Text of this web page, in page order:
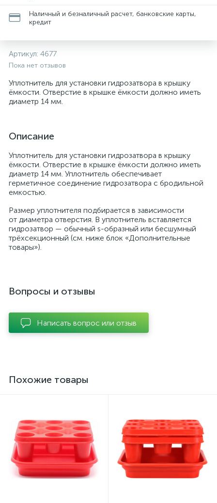
Наличный и безналичный расчет, банковские карты,
кредит
Артикул: 4677
Пока нет отзывов
Уплотнитель для установки гидрозатвора в крышку
ёмкости. Отверстие в крышке ёмкости должно иметь
диаметр 14 мм.
Описание
Уплотнитель для установки гидрозатвора в крышку
ёмкости. Отверстие в крышке ёмкости должно иметь
диаметр 14 мм. Уплотнитель обеспечивает
герметичное соединение гидрозатвора с бродильной
емкостью.
Размер уплотнителя подбирается в зависимости
от диаметра отверстия. В уплотнитель вставляется
гидрозатвор — обычный s-образный или бесшумный
трёхсекционный (см. ниже блок «Дополнительные
товары»).
Вопросы и отзывы
Написать вопрос или отзыв
Похожие товары